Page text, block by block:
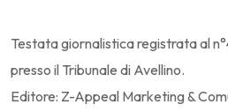
Testata giornalistica registrata al
presso il Tribunale di Avellino.
Editore: Z-Appeal Marketing &